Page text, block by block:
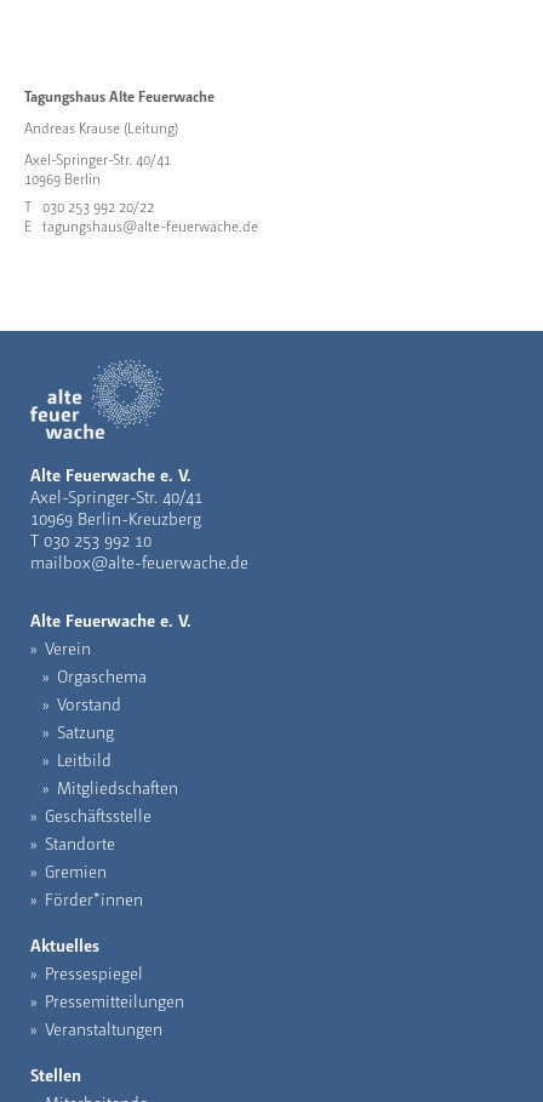
Tagungshaus Alte Feuerwache
Andreas Krause (Leitung)
Axel-Springer-Str. 40/41
10969 Berlin
T 030 253 992 20/22
E tagungshaus@alte-feuerwache.de
Alte Feuerwache e. V.
Axel-Springer-Str. 40/41
10969 Berlin-Kreuzberg
T 030 253 992 10
mailbox@alte-feuerwache.de
Alte Feuerwache e. V.
Verein
Orgaschema
Vorstand
Satzung
Leitbild
Mitgliedschaften
Geschäftsstelle
Standorte
Gremien
Förder*innen
Aktuelles
Pressespiegel
Pressemitteilungen
Veranstaltungen
Stellen